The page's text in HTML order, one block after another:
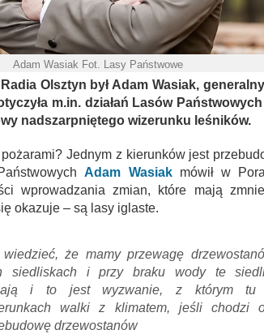
Adam Wasiak Fot. Lasy Państwowe
Olsztyn był Adam Wasiak,
m.in. działań Lasów
nadszarpniętego wizerunku leśników.
Jednym z kierunków jest
Adam Wasiakmówił w
wprowadzania zmian, które mają
okazuje – są lasy iglaste.
że mamy przewagę
siedliskach i przy braku wody te
i to jest wyzwanie, z którym tu
walki z klimatem, jeśli chodzi
drzewostanów